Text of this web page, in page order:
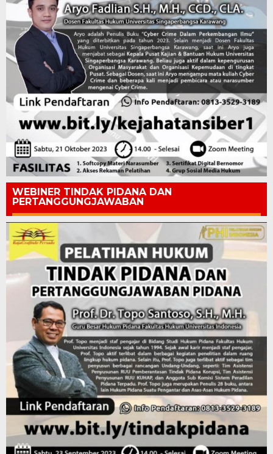
WEBINER TINDAK PIDANA DAN
PERTANGGUNGJAWABAN